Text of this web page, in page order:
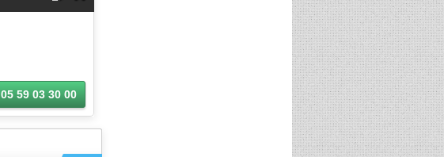
05 59 03 30 00